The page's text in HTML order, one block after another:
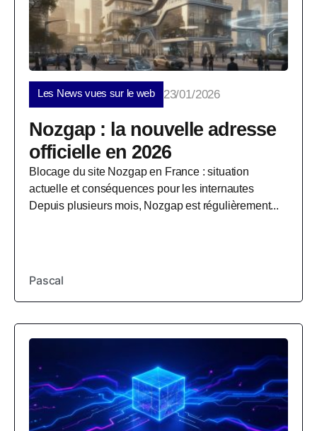
Les News vues sur le web 23/01/2026
Nozgap : la nouvelle adresse
officielle en 2026
Blocage du site Nozgap en France : situation
actuelle et conséquences pour les internautes
Depuis plusieurs mois, Nozgap est régulièrement...
Pascal